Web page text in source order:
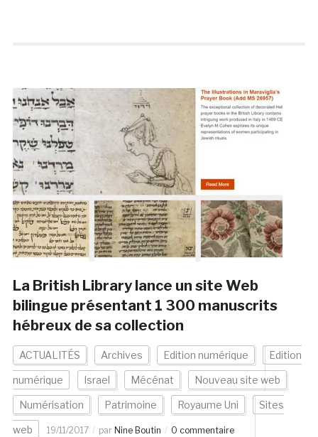
La British Library lance un site Web
bilingue présentant 1 300 manuscrits
hébreux de sa collection
ACTUALITÉS Archives Edition numérique Edition
numérique Israel Mécénat Nouveau site web
Numérisation Patrimoine Royaume Uni Sites
web 19/11/2017 par Nine Boutin 0 commentaire